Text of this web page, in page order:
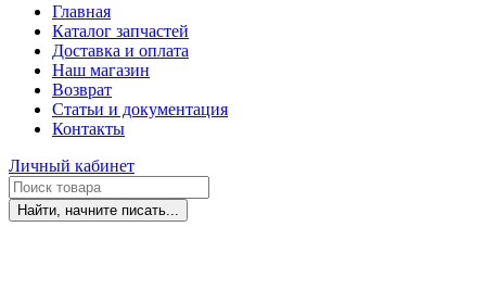
Главная
Каталог запчастей
Доставка и оплата
Наш магазин
Возврат
Статьи и документация
Контакты
Личный кабинет
Найти, начните писать...